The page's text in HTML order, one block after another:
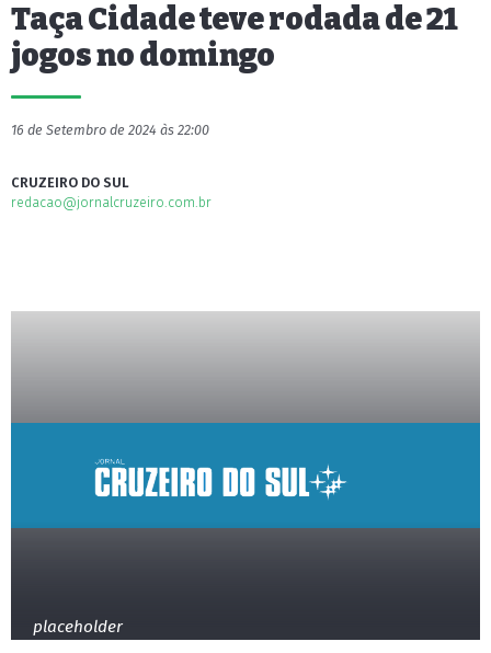
Taça Cidade teve rodada de 21
jogos no domingo
16 de Setembro de 2024 às 22:00
CRUZEIRO DO SUL
redacao@jornalcruzeiro.com.br
placeholder